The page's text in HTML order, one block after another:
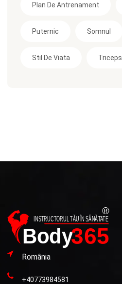
Plan De Antrenament
Puternic Somnul
Stil De Viata Triceps
România
+40773984581